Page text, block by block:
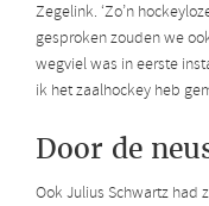
Zegelink. ‘Zo’n
gesproken zouden we
wegviel was in eerste
ik het zaalhockey heb
Door de
Ook Julius Schwartz had